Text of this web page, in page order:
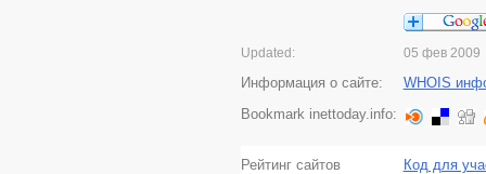
Updated: 05 фев 2009
Информация о сайте:
WHOIS
Bookmark inettoday.info:
Рейтинг сайтов Код для